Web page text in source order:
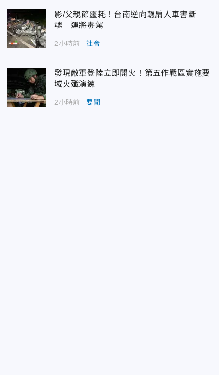
影/父親節噩耗！台南逆向輾扁人車害斷
魂 運將毒駕
2小時前 社會
發現敵軍登陸立即開火！第五作戰區實施要
域火殲演練
2小時前 要聞